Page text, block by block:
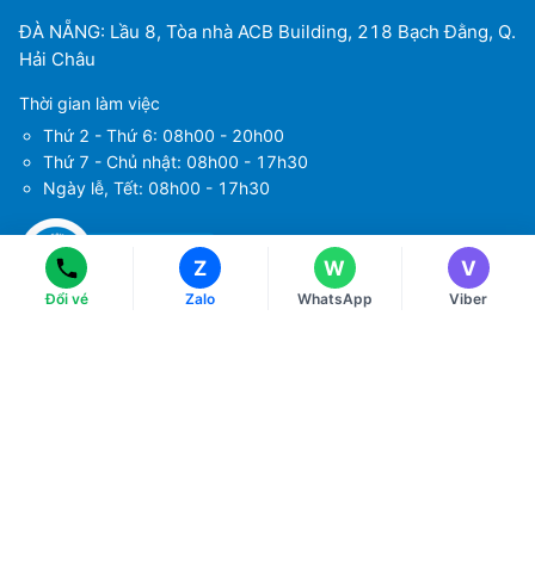
ĐÀ NẴNG: Lầu 8, Tòa nhà ACB Building, 218 Bạch Đằng, Q.
Hải Châu
Thời gian làm việc
Thứ 2 - Thứ 6: 08h00 - 20h00
Thứ 7 - Chủ nhật: 08h00 - 17h30
Ngày lễ, Tết: 08h00 - 17h30
Tải ứng dụng Về chúng tôi
Đổi vé
Z
Zalo
W
WhatsApp
Ms Hằng
(+84) 70 854 1213
Ms Huỳnh
V
Viber